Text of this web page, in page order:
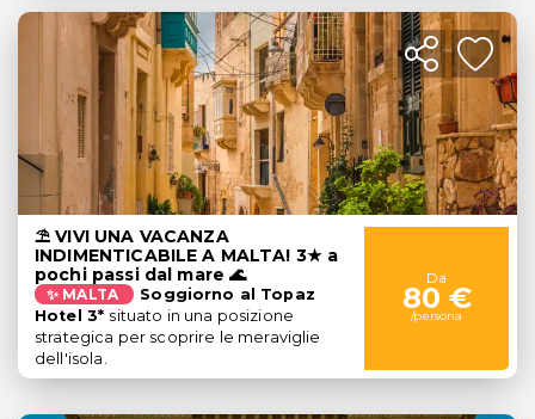
⛱️ VIVI UNA VACANZA
INDIMENTICABILE A MALTA! 3★ a
pochi passi dal mare 🌊
✨ MALTA Soggiorno al Topaz
Hotel 3* situato in una posizione
strategica per scoprire le meraviglie
dell'isola.
Da
80 €
/persona